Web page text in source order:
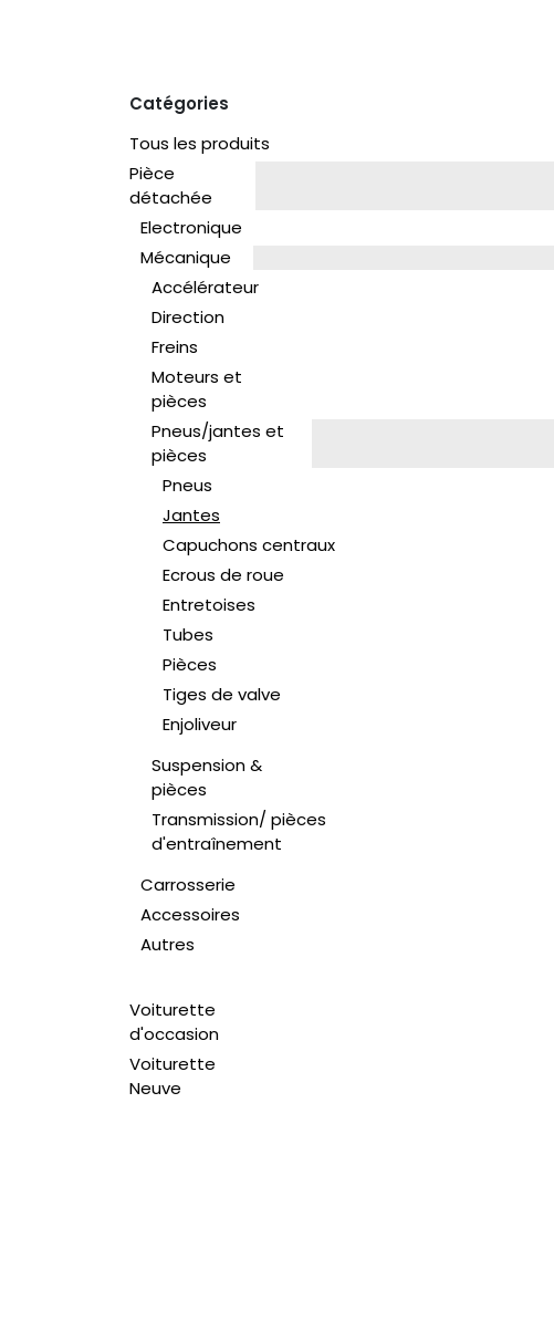
Catégories
Tous les produits
Pièce
détachée
Electronique
Mécanique
Accélérateur
Direction
Freins
Moteurs et
pièces
Pneus/jantes et
pièces
Pneus
Jantes
Capuchons centraux
Ecrous de roue
Entretoises
Tubes
Pièces
Tiges de valve
Enjoliveur
Suspension &
pièces
Transmission/ pièces
d'entraînement
Carrosserie
Accessoires
Autres
Voiturette
d'occasion
Voiturette
Neuve